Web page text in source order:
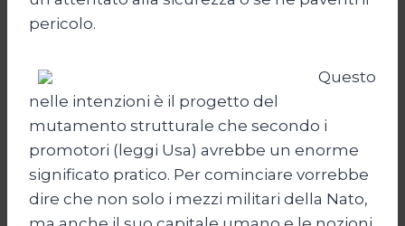
pericolo.
Questo
nelle intenzioni è il progetto del
mutamento strutturale che secondo i
promotori (leggi Usa) avrebbe un enorme
significato pratico. Per cominciare vorrebbe
dire che non solo i mezzi militari della Nato,